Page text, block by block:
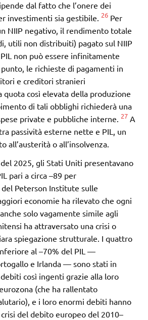
dal fatto che l’onere dei
investimenti sia gestibile. 26 Per
NIIP negativo, il rendimento totale
utili non distribuiti) pagato sul NIIP
non può essere infinitamente
le richieste di pagamenti in
e creditori stranieri
quota così elevata della produzione
di tali obblighi richiederà una
private e pubbliche interne. 27 A
passività esterne nette e PIL, un
all’austerità o all’insolvenza.
2025, gli Stati Uniti presentavano
pari a circa –89 per
del Peterson Institute sulle
economie ha rilevato che ogni
solo vagamente simile agli
ha attraversato una crisi o
spiegazione strutturale. I quattro
al –70% del PIL —
e Irlanda — sono stati in
così ingenti grazie alla loro
(che ha rallentato
e i loro enormi debiti hanno
del debito europeo del 2010–